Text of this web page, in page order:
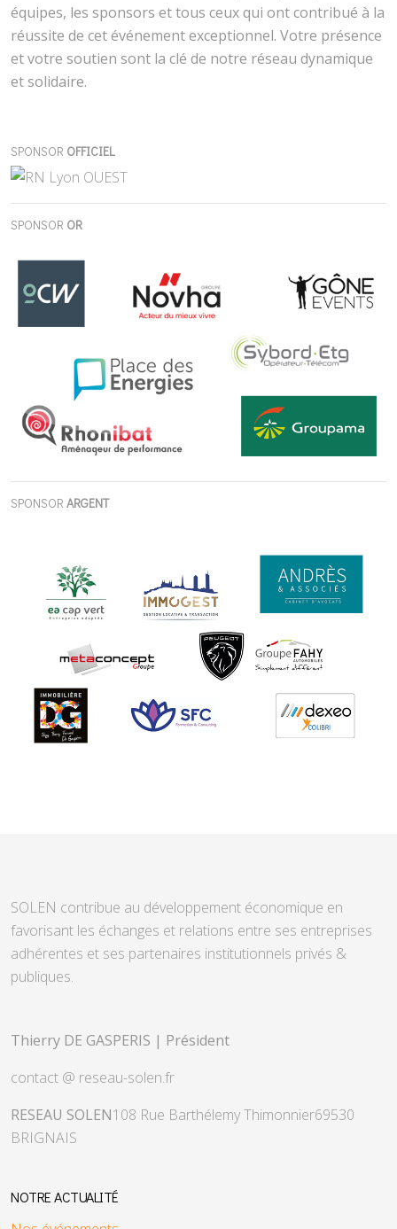
équipes, les sponsors et tous ceux qui ont contribué à la
réussite de cet événement exceptionnel. Votre présence
et votre soutien sont la clé de notre réseau dynamique
et solidaire.
SPONSOR OFFICIEL
SPONSOR OR
SPONSOR ARGENT
SOLEN contribue au développement économique en
favorisant les échanges et relations entre ses entreprises
adhérentes et ses partenaires institutionnels privés &
publiques.
Thierry DE GASPERIS | Président
contact @ reseau-solen.fr
RESEAU SOLEN108 Rue Barthélemy Thimonnier69530
BRIGNAIS
NOTRE ACTUALITÉ